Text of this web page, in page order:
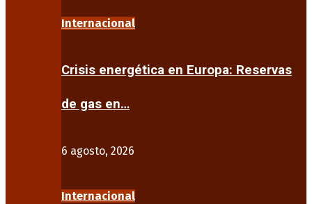
Internacional
Crisis energética en Europa: Reservas
de gas en…
6 agosto, 2026
Internacional